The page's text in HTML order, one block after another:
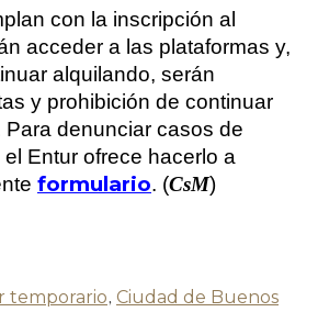
con la inscripción al
acceder a las plataformas y,
alquilando, serán
y prohibición de continuar
denunciar casos de
Entur ofrece hacerlo a
formulario. (CsM)
temporario, Ciudad de Buenos